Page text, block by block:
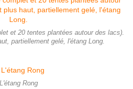
et 20 tentes plantées autour des lacs).
partiellement gelé, l'étang Long.
L'étang Rong